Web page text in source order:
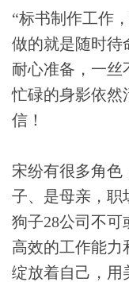
“标书制作工作
做的就是随时待
耐心准备，一
忙碌的身影依然
信！
宋纷有很多角色
子、是母亲，职
狗子28公司不
高效的工作能力
绽放着自己，用